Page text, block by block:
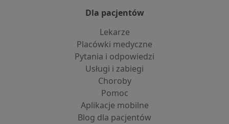
Dla pacjentów
Lekarze
Placówki medyczne
Pytania i odpowiedzi
Usługi i zabiegi
Choroby
Pomoc
Aplikacje mobilne
Blog dla pacjentów